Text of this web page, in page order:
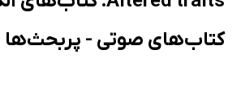
کتاب‌های صوتی - پربحث‌ها